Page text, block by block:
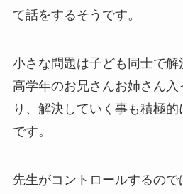
て話をするそうです。
小さな問題は子ども同士で解
高学年のお兄さんお姉さん
り、解決していく事も積極
です。
先生がコントロールするの